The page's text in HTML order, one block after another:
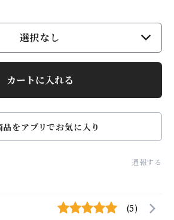
選択なし
カートに入れる
品をアプリでお気に入り
通報する
(5)